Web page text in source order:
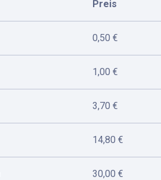
Preis
0,50 €
1,00 €
3,70 €
14,80 €
30,00 €